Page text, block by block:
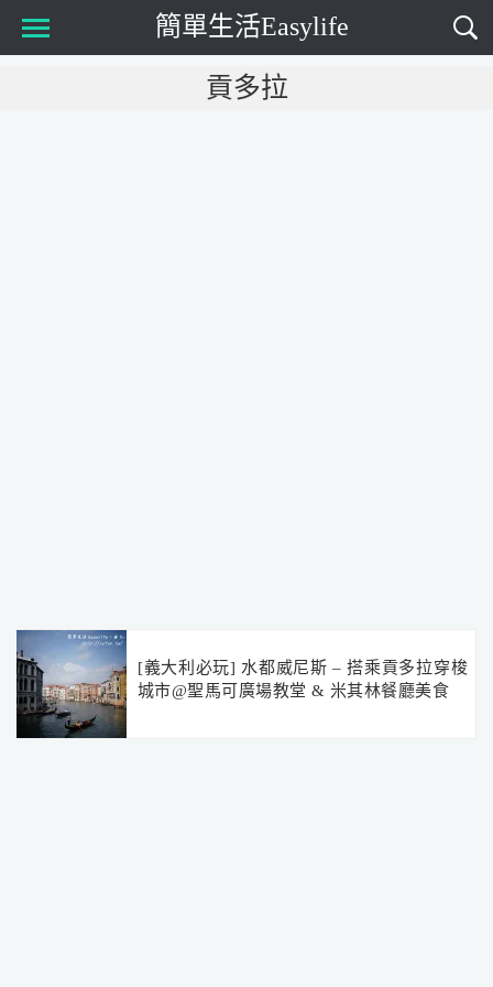
簡單生活Easylife
貢多拉
[義大利必玩] 水都威尼斯 – 搭乘貢多拉穿梭
城市@聖馬可廣場教堂 & 米其林餐廳美食